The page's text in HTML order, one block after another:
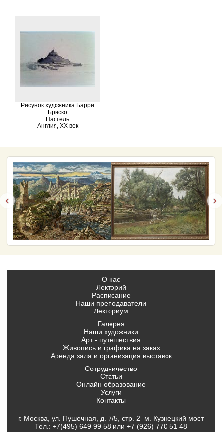
Рисунок художника Барри
Бриско
Пастель
Англия, XX век
‹ ›
О нас
Лекторий
Расписание
Наши преподаватели
Лекториум
Галерея
Наши художники
Арт - путешествия
Живопись и графика на заказ
Аренда зала и организация выставок
Сотрудничество
Статьи
Онлайн образование
Услуги
Контакты
г. Москва, ул. Пушечная, д. 7/5, стр. 2 м. Кузнецкий мост
Тел.: +7(495) 649 99 58 или +7 (926) 770 51 48